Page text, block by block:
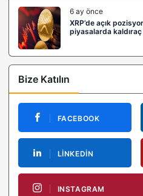
6 ay önce
XRP’de açık
piyasalarda
Bize Katılın
FACEBOOK
LINKEDIN
INSTAGRAM